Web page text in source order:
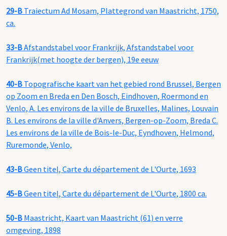
29-B Traiectum Ad Mosam, Plattegrond van Maastricht, 1750,
ca.
33-BAfstandstabel voor Frankrijk, Afstandstabel voor
Frankrijk(met hoogte der bergen), 19e eeuw
40-B Topografische kaart van het gebied rond Brussel, Bergen
op Zoom en Breda en Den Bosch, Eindhoven, Roermond en
Venlo, A. Les environs de la ville de Bruxelles, Malines, Louvain
B. Les environs de la ville d'Anvers, Bergen-op-Zoom, Breda C.
Les environs de la ville de Bois-le-Duc, Eyndhoven, Helmond,
Ruremonde, Venlo,
43-BGeen titel, Carte du département de L'Ourte, 1693
45-BGeen titel, Carte du département de L'Ourte, 1800 ca.
50-B Maastricht, Kaart van Maastricht (61) en verre
omgeving, 1898